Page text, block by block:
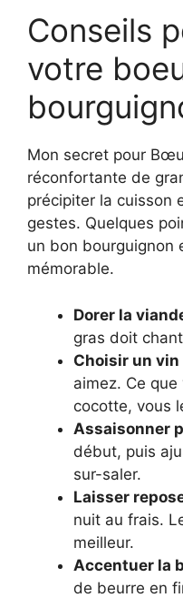
Conseils
votre
Mon secret pour
réconfortante de
précipiter la cuisson
gestes. Quelques
un bon bourguignon
mémorable.
Dorer la
gras doit
Choisir un
aimez. Ce
cocotte, vous
Assaisonner
début, puis
sur-saler.
Laisser
nuit au frais.
meilleur.
Accentuer la
de beurre en